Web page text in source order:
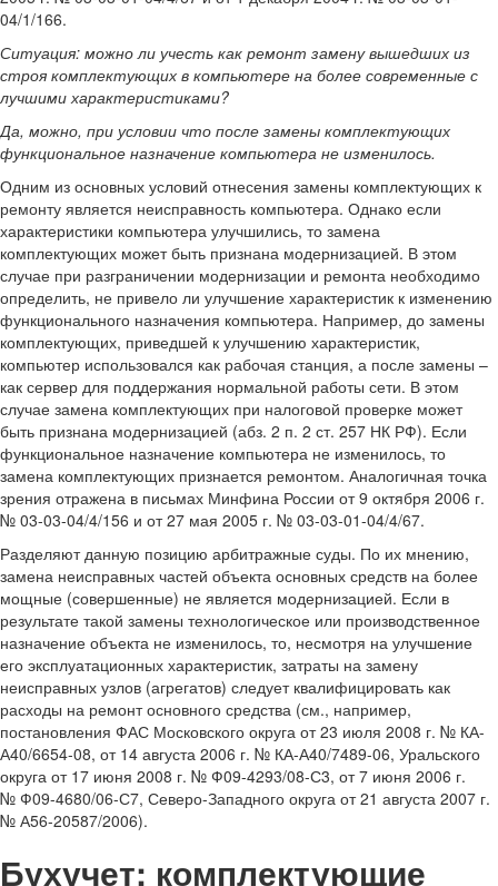
04/1/166.
Ситуация: можно ли учесть как ремонт замену вышедших из
строя комплектующих в компьютере на более современные с
лучшими характеристиками?
Да, можно, при условии что после замены комплектующих
функциональное назначение компьютера не изменилось.
Одним из основных условий отнесения замены комплектующих к
ремонту является неисправность компьютера. Однако если
характеристики компьютера улучшились, то замена
комплектующих может быть признана модернизацией. В этом
случае при разграничении модернизации и ремонта необходимо
определить, не привело ли улучшение характеристик к изменению
функционального назначения компьютера. Например, до замены
комплектующих, приведшей к улучшению характеристик,
компьютер использовался как рабочая станция, а после замены –
как сервер для поддержания нормальной работы сети. В этом
случае замена комплектующих при налоговой проверке может
быть признана модернизацией (абз. 2 п. 2 ст. 257 НК РФ). Если
функциональное назначение компьютера не изменилось, то
замена комплектующих признается ремонтом. Аналогичная точка
зрения отражена в письмах Минфина России от 9 октября 2006 г.
№ 03-03-04/4/156 и от 27 мая 2005 г. № 03-03-01-04/4/67.
Разделяют данную позицию арбитражные суды. По их мнению,
замена неисправных частей объекта основных средств на более
мощные (совершенные) не является модернизацией. Если в
результате такой замены технологическое или производственное
назначение объекта не изменилось, то, несмотря на улучшение
его эксплуатационных характеристик, затраты на замену
неисправных узлов (агрегатов) следует квалифицировать как
расходы на ремонт основного средства (см., например,
постановления ФАС Московского округа от 23 июля 2008 г. № КА-
А40/6654-08, от 14 августа 2006 г. № КА-А40/7489-06, Уральского
округа от 17 июня 2008 г. № Ф09-4293/08-С3, от 7 июня 2006 г.
№ Ф09-4680/06-С7, Северо-Западного округа от 21 августа 2007 г.
№ А56-20587/2006).
Бухучет: комплектующие